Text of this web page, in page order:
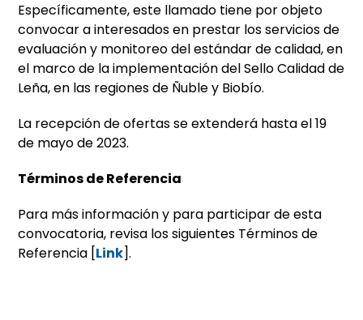
Específicamente, este llamado tiene por objeto
convocar a interesados en prestar los servicios de
evaluación y monitoreo del estándar de calidad, en
el marco de la implementación del Sello Calidad de
Leña, en las regiones de Ñuble y Biobío.
La recepción de ofertas se extenderá hasta el 19
de mayo de 2023.
Términos de Referencia
Para más información y para participar de esta
convocatoria, revisa los siguientes Términos de
Referencia [Link].